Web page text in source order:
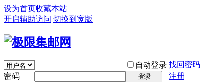
设为首页收藏本站
开启辅助访问 切换到宽版
自动登录 找回密码
密码
登录
注册